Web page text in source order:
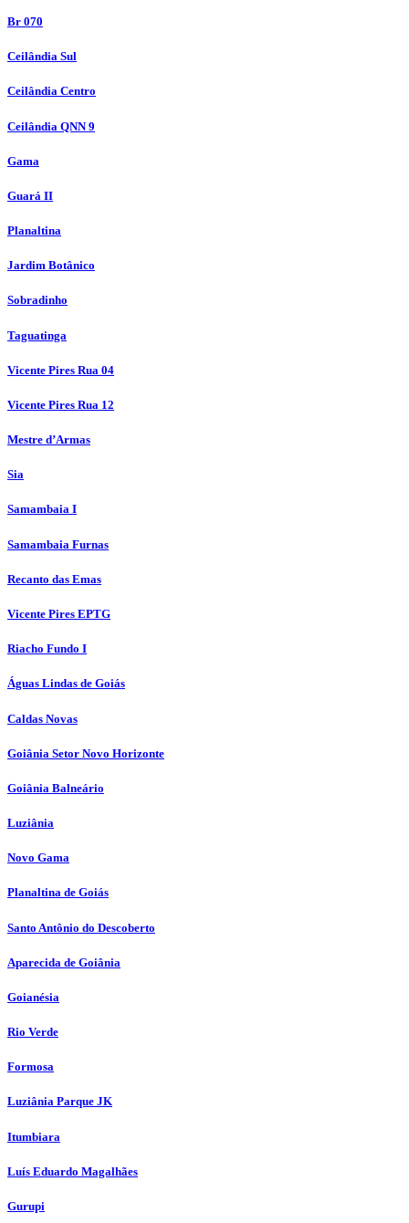
Br 070
Ceilândia Sul
Ceilândia Centro
Ceilândia QNN 9
Gama
Guará II
Planaltina
Jardim Botânico
Sobradinho
Taguatinga
Vicente Pires Rua 04
Vicente Pires Rua 12
Mestre d’Armas
Sia
Samambaia I
Samambaia Furnas
Recanto das Emas
Vicente Pires EPTG
Riacho Fundo I
Águas Lindas de Goiás
Caldas Novas
Goiânia Setor Novo Horizonte
Goiânia Balneário
Luziânia
Novo Gama
Planaltina de Goiás
Santo Antônio do Descoberto
Aparecida de Goiânia
Goianésia
Rio Verde
Formosa
Luziânia Parque JK
Itumbiara
Luís Eduardo Magalhães
Gurupi